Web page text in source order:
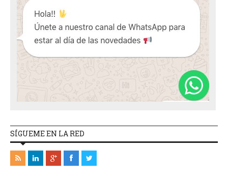
SÍGUEME EN LA RED